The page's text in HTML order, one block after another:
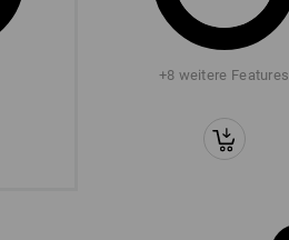
+8 weitere Features